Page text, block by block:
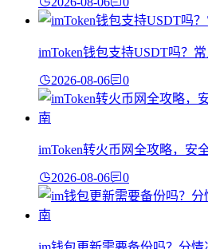
imToken钱包支持USDT吗？
2026-08-06 0
imToken转火币网全攻略，安
2026-08-06 0